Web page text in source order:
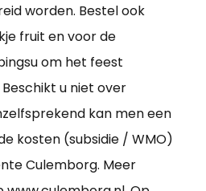
worden. Bestel ook
fruit en voor de
om het feest
u niet over
kan men een
kosten (subsidie / WMO)
Culemborg. Meer